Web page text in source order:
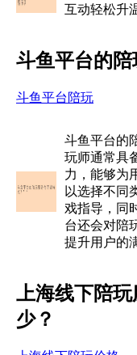
互动轻松升
斗鱼平台的
斗鱼平台陪玩
斗鱼平台的
玩师通常具
力，能够为
以选择不同
戏指导，同
台还会对陪
提升用户的
上海线下陪
少？